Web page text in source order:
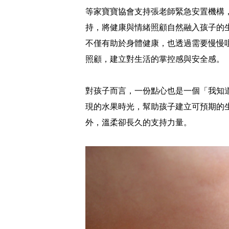
等家寶寶協會支持張老師緊急安置機
持，將健康與情緒照顧自然融入孩子
不僅有助於身體健康，也透過需要慢
照顧，建立對生活的掌控感與安全感。
對孩子而言，一份點心也是一個「我
現的水果時光，幫助孩子建立可預期
外，溫柔卻長久的支持力量。